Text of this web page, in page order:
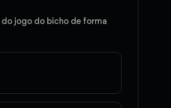
jogo do bicho de forma